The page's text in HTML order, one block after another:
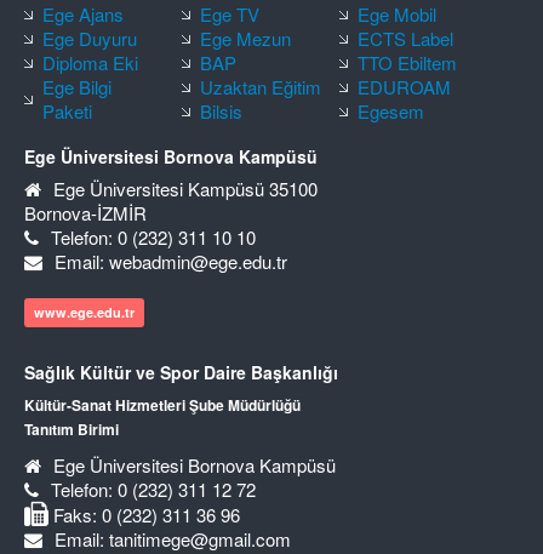
Ege Ajans Ege TV
Ege Mobil
Ege Duyuru
Ege Mezun
ECTS Label
Diploma Eki
BAP
TTO Ebiltem
Ege Bilgi
Paketi
Uzaktan Eğitim
EDUROAM
Bilsis
Egesem
Ege Üniversitesi Bornova Kampüsü
Ege Üniversitesi Kampüsü 35100
Bornova-İZMİR
Telefon: 0 (232) 311 10 10
Email: webadmin@ege.edu.tr
www.ege.edu.tr
Sağlık Kültür ve Spor Daire Başkanlığı
Kültür-Sanat Hizmetleri Şube Müdürlüğü
Tanıtım Birimi
Ege Üniversitesi Bornova Kampüsü
Telefon: 0 (232) 311 12 72
Faks: 0 (232) 311 36 96
Email: tanitimege@gmail.com